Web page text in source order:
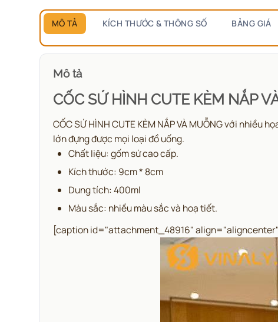
MÔ TẢ KÍCH THƯỚC & THÔNG SỐ BẢNG GIÁ
Mô tả
CỐC SỨ HÌNH CUTE KÈM NẮP
CỐC SỨ HÌNH CUTE KÈM NẮP VÀ MUỖNG với
lớn đựng được mọi loại đồ uống.
Chất liệu: gốm sứ cao cấp.
Kích thước: 9cm * 8cm
Dung tích: 400ml
Màu sắc: nhiều màu sắc và hoạ tiết.
[caption id="attachment_48916"